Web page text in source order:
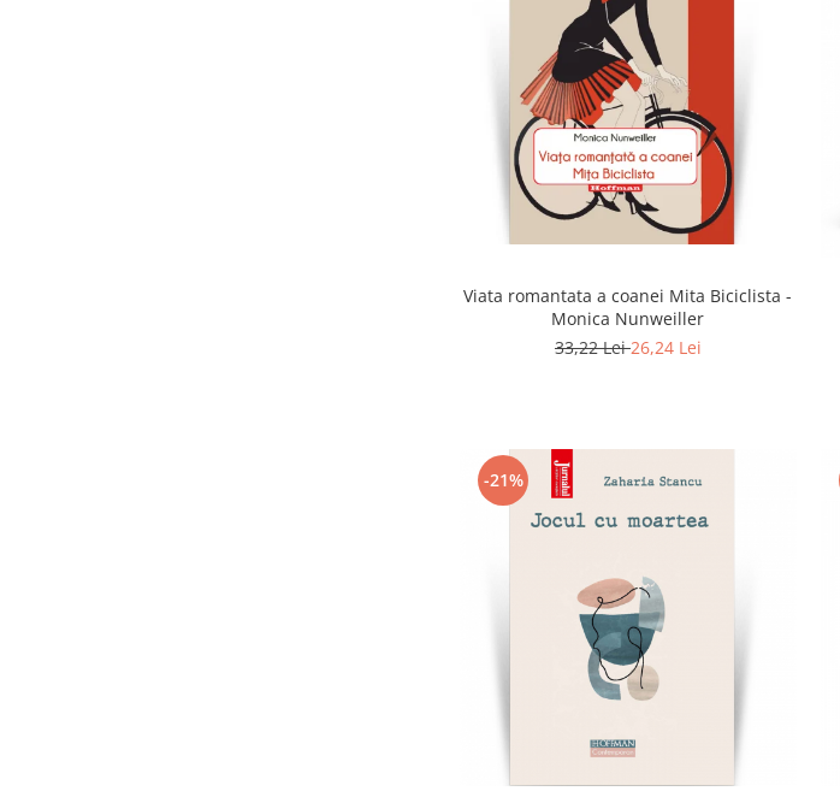
Viata romantata a coanei Mita Biciclista -
Monica Nunweiller
33,22 Lei26,24 Lei
-21%